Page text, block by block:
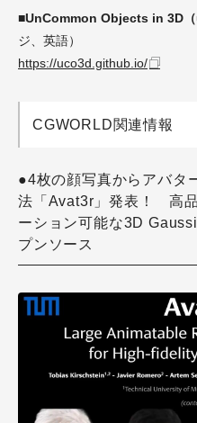
■UnCommon Objects in 3D（
ジ、英語）
https://uco3d.github.io/
CGWORLD関連情報
●4枚の顔写真からアバタ
法「Avat3r」発表！ 高
ーション可能な3D
プンソース